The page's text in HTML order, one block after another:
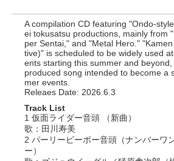
A compilation CD featuring "Ondo-
ei tokusatsu productions, mainly from
per Sentai," and "Metal Hero."
tive)" is scheduled to be widely used
ents starting this summer and
produced song intended to become a
mer events.
Releaes Date: 2026.6.3
Track List
1 仮面ライダー音頭 （新曲）
歌：田川寿美
2 パーリーピーポー音頭（ナンバーワ
ー）